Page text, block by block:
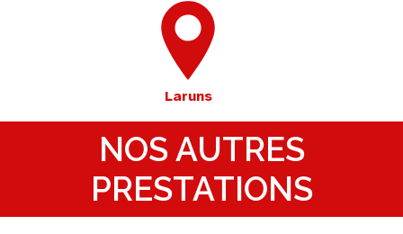
Laruns
NOS AUTRES
PRESTATIONS